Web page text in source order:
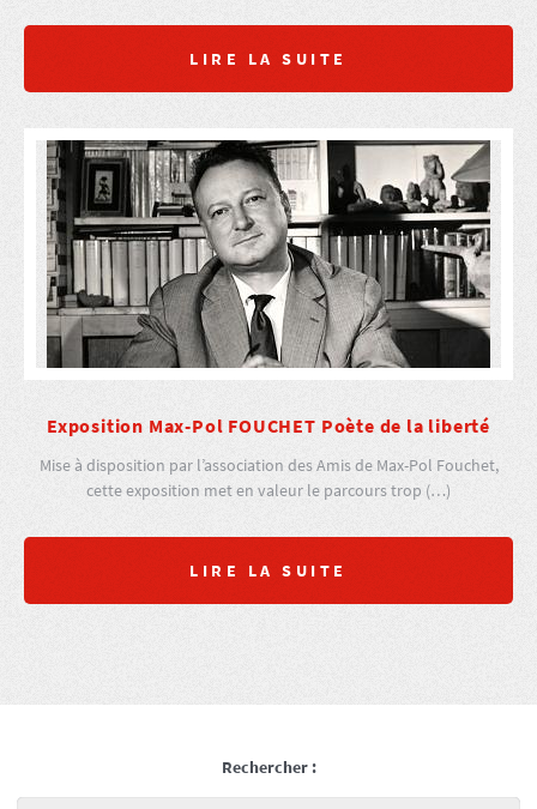
LIRE LA SUITE
Exposition Max-Pol FOUCHET Poète de la liberté
Mise à disposition par l’association des Amis de Max-Pol Fouchet,
cette exposition met en valeur le parcours trop (…)
LIRE LA SUITE
Rechercher :